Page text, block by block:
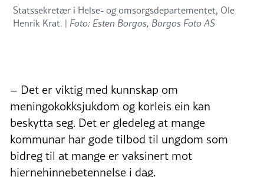
Statssekretær i Helse- og omsorgsdepartementet, Ole
Henrik Krat. | Foto: Esten Borgos, Borgos Foto AS
– Det er viktig med kunnskap om
meningokokksjukdom og korleis ein kan
beskytta seg. Det er gledeleg at mange
kommunar har gode tilbod til ungdom som
bidreg til at mange er vaksinert mot
hjernehinnebetennelse i dag.